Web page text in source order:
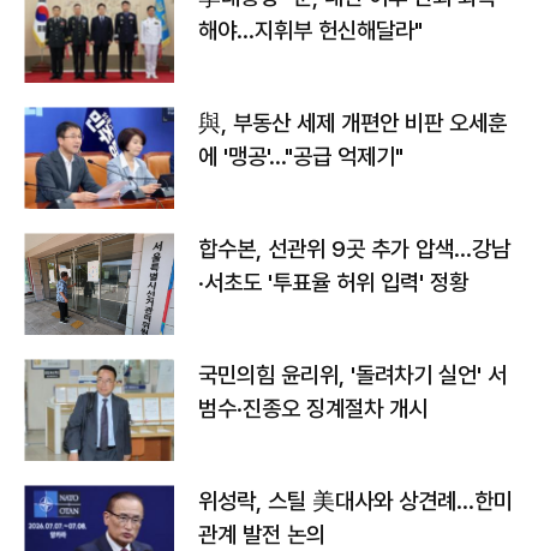
해야…지휘부 헌신해달라"
與, 부동산 세제 개편안 비판 오세훈
에 '맹공'…"공급 억제기"
합수본, 선관위 9곳 추가 압색…강남
·서초도 '투표율 허위 입력' 정황
국민의힘 윤리위, '돌려차기 실언' 서
범수·진종오 징계절차 개시
위성락, 스틸 美대사와 상견례…한미
관계 발전 논의